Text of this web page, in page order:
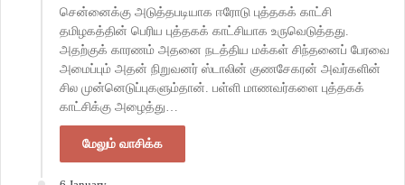
சென்னைக்கு அடுத்தபடியாக ஈரோடு புத்தகக் காட்சி
தமிழகத்தின் பெரிய புத்தகக் காட்சியாக உருவெடுத்தது.
அதற்குக் காரணம் அதனை நடத்திய மக்கள் சிந்தனைப் பேரவை
அமைப்பும் அதன் நிறுவனர் ஸ்டாலின் குணசேகரன் அவர்களின்
சில முன்னெடுப்புகளும்தான். பள்ளி மாணவர்களை புத்தகக்
காட்சிக்கு அழைத்து…
மேலும் வாசிக்க